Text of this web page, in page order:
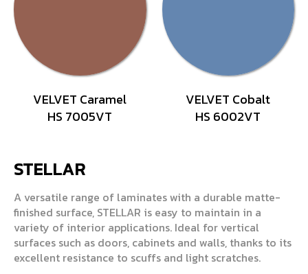
VELVET Caramel
HS 7005VT
VELVET Cobalt
HS 6002VT
STELLAR
A versatile range of laminates with a durable matte-
finished surface, STELLAR is easy to maintain in a
variety of interior applications. Ideal for vertical
surfaces such as doors, cabinets and walls, thanks to its
excellent resistance to scuffs and light scratches.